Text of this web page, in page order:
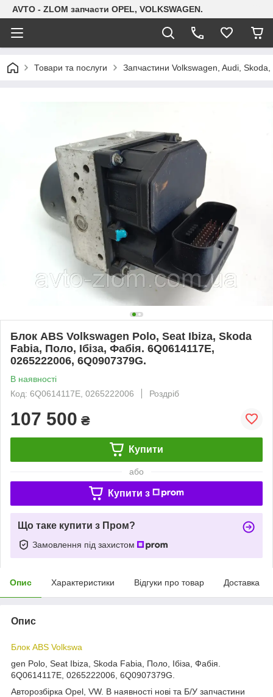
AVTO - ZLOM запчасти OPEL, VOLKSWAGEN.
Товари та послуги Запчастини Volkswagen, Audi, Skoda,
Блок ABS Volkswagen Polo, Seat Ibiza, Skoda
Fabia, Поло, Ібіза, Фабія. 6Q0614117E,
0265222006, 6Q0907379G.
В наявності
Код: 6Q0614117E, 0265222006
Роздріб
107 500 ₴
Купити
або
Купити з
Що таке купити з Пром?
Замовлення під захистом
Опис Характеристики Відгуки про товар Доставка
Опис
Блок ABS Volkswa
gen Polo, Seat Ibiza, Skoda Fabia, Поло, Ібіза, Фабія.
6Q0614117E, 0265222006, 6Q0907379G.
Авторозбірка Opel, VW. В наявності нові та Б/У запчастини